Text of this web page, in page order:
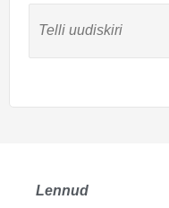
Lennud